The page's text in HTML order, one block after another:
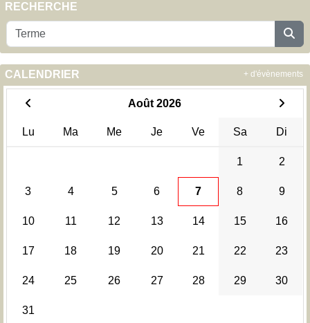
RECHERCHE
CALENDRIER
Août 2026
Lu Ma Me Je Ve Sa Di
1 2
3 4 5 6 7 8 9
10 11 12 13 14 15 16
17 18 19 20 21 22 23
24 25 26 27 28 29 30
31
+ d'évènements